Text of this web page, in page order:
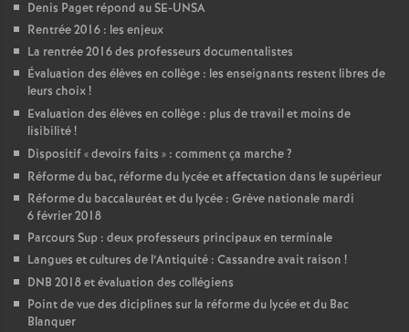
Denis Paget répond au SE-UNSA
Rentrée 2016 : les enjeux
La rentrée 2016 des professeurs documentalistes
Évaluation des élèves en collège : les enseignants restent libres de
leurs choix!
Evaluation des élèves en collège : plus de travail et moins de
lisibilité!
Dispositif «devoirs faits » : comment ça marche?
Réforme du bac, réforme du lycée et affectation dans le supérieur
Réforme du baccalauréat et du lycée : Grève nationale mardi
6 février 2018
Parcours Sup : deux professeurs principaux en terminale
Langues et cultures de l’Antiquité : Cassandre avait raison !
DNB 2018 et évaluation des collégiens
Point de vue des diciplines sur la réforme du lycée et du Bac
Blanquer